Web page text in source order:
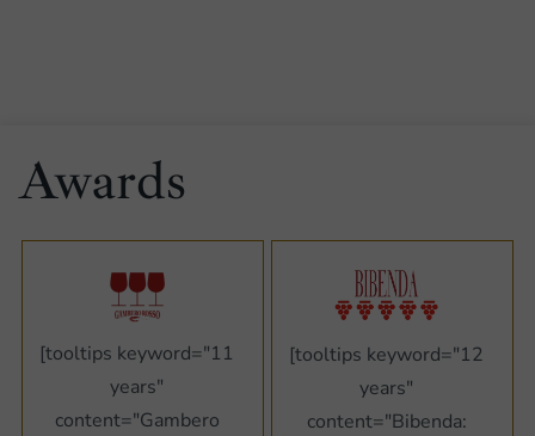
Awards
[tooltips keyword="11
years"
content="Gambero
[tooltips keyword="12
years"
content="Bibenda: